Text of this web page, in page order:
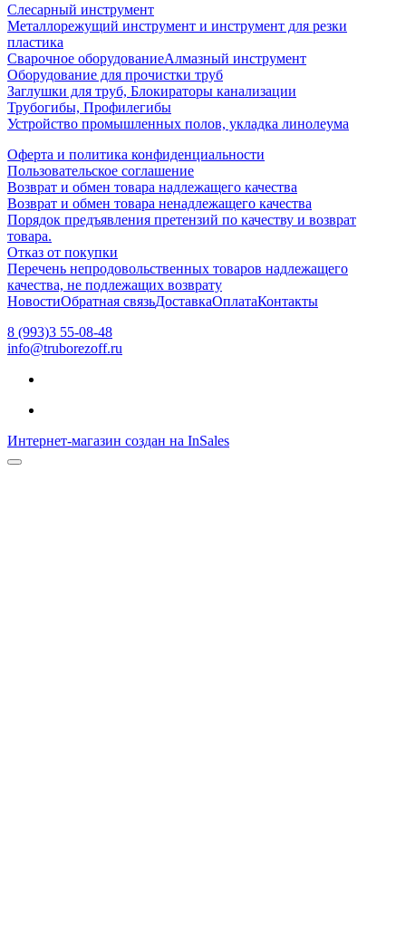
Слесарный инструмент
Металлорежущий инструмент и инструмент для резки
пластика
Сварочное оборудованиеАлмазный инструмент
Оборудование для прочистки труб
Заглушки для труб, Блокираторы канализации
Трубогибы, Профилегибы
Устройство промышленных полов, укладка линолеума
Оферта и политика конфиденциальности
Пользовательское соглашение
Возврат и обмен товара надлежащего качества
Возврат и обмен товара ненадлежащего качества
Порядок предъявления претензий по качеству и возврат
товара.
Отказ от покупки
Перечень непродовольственных товаров надлежащего
качества, не подлежащих возврату
НовостиОбратная связьДоставкаОплатаКонтакты
8 (993)3 55-08-48
info@truborezoff.ru
Интернет-магазин создан на InSales